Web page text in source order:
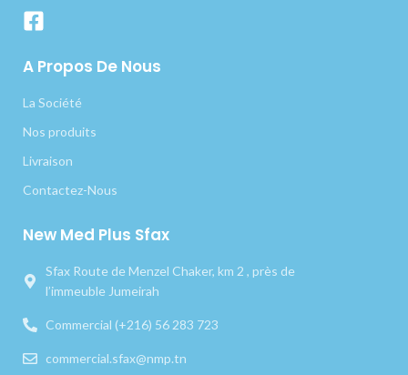
A Propos De Nous
La Société
Nos produits
Livraison
Contactez-Nous
New Med Plus Sfax
Sfax Route de Menzel Chaker, km 2 , près de
l’immeuble Jumeirah
Commercial (+216) 56 283 723
commercial.sfax@nmp.tn